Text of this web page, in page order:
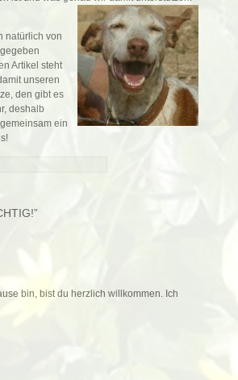
natürlich von
Artikel steht
unseren
den gibt es
deshalb
ein
bin, bist du herzlich willkommen. Ich